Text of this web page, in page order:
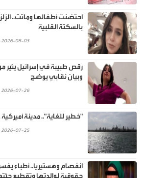
احتضنت أطفالها وماتت..
بالسكتة القلبية
2026-08-03
رقص طبيبة في إسرائيل
وبيان نقابي يوضح
2026-07-26
"خطير للغاية".. مدينة
2026-07-25
انفصام وهستيريا.. أطباء
حقوقية لوالدتها وتقطيع